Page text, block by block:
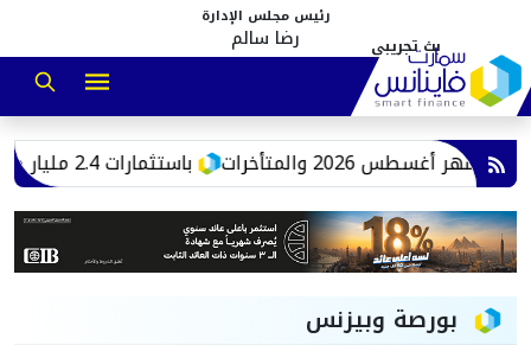
رئيس مجلس الإدارة
رضا سالم
‎باستثمارات 2.4 مليار جنيه.. اقتصادية قناة السويس: إنشاء مصانع جاهزة للاستخدامات الصناعية بالقنطرة غرب 2026 والمتأخرات
بورصة وبيزنس